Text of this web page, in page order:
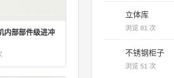
内部部件级进冲
立体库
浏览 81 次
不锈钢柜子
浏览 51 次